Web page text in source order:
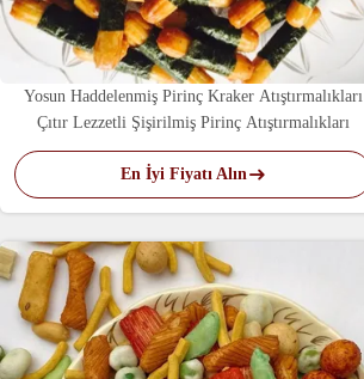
Yosun Haddelenmiş Pirinç Kraker Atıştırmalıkları
Çıtır Lezzetli Şişirilmiş Pirinç Atıştırmalıkları
En İyi Fiyatı Alın